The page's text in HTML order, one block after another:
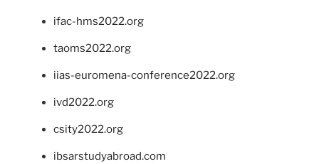
ifac-hms2022.org
taoms2022.org
iias-euromena-conference2022.org
ivd2022.org
csity2022.org
ibsarstudyabroad.com